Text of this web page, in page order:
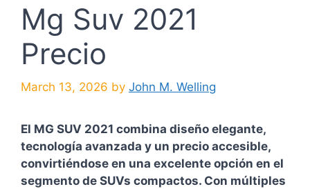
Mg Suv 2021
Precio
March 13, 2026 by John M. Welling
El MG SUV 2021 combina diseño elegante,
tecnología avanzada y un precio accesible,
convirtiéndose en una excelente opción en el
segmento de SUVs compactos. Con múltiples